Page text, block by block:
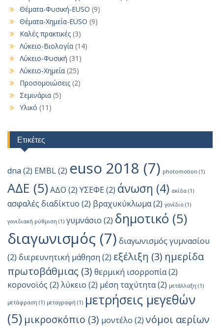
Θέματα-Φυσική-EUSO (9)
Θέματα-Χημεία-EUSO (9)
Καλές πρακτικές (3)
Λύκειο-Βιολογία (14)
Λύκειο-Φυσική (31)
Λύκειο-Χημεία (25)
Προσομοιώσεις (2)
Σεμινάρια (5)
Υλικό (11)
Ετικέτες
dna (2) EMBL(2) euso 2018 (7) photomotion (1)
ΑΔΕ (5)ΑΔΟ (2) ΥΣΕΦΕ(2) άνωση (4) ακίδα (1)
ασφαλές διαδίκτυο (2) βραχυκύκλωμα(2) γονίδιο (1)
γονιδιακή ρύθμιση (1) γυμνάσιο (2) δημοτικό (5)
διαγωνισμός (7) διαγωνισμός γυμνασίου
(2) διερευνητική μάθηση (2) εξέλιξη (3) ημερίδα
πρωτοβάθμιας (3) θερμική ισορροπία(2)
κορονοϊός (2) λύκειο (2) μέση ταχύτητα(2) μετάλλαξη (1)
μετάφραση (1) μεταγραφή (1) μετρήσεις μεγεθών
(5) μικροσκόπιο (3) μοντέλο (2) νόμοι αερίων